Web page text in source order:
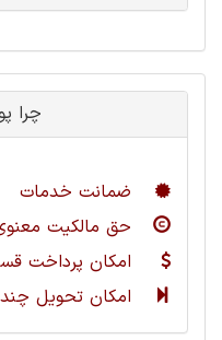
چرا
ضمانت خدمات
حق مالکیت
امکان پرداخت
امکان تحویل